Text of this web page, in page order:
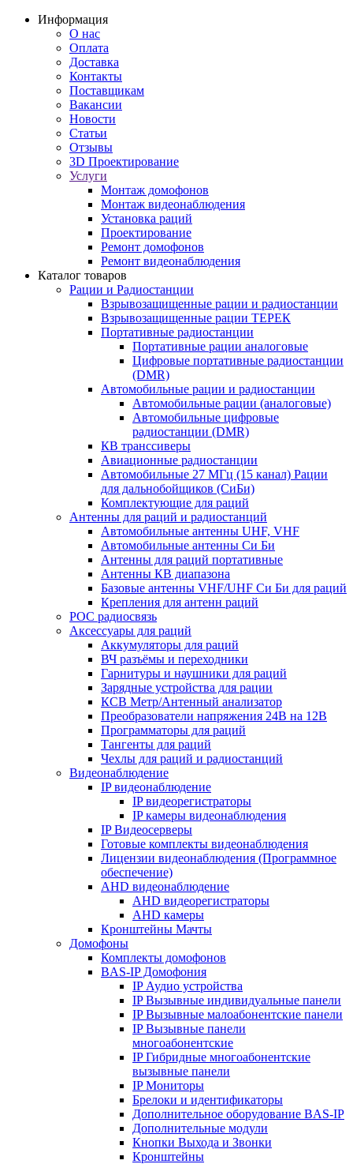
Информация
О нас
Оплата
Доставка
Контакты
Поставщикам
Вакансии
Новости
Статьи
Отзывы
3D Проектирование
Услуги
Монтаж домофонов
Монтаж видеонаблюдения
Установка раций
Проектирование
Ремонт домофонов
Ремонт видеонаблюдения
Каталог товаров
Рации и Радиостанции
Взрывозащищенные рации и радиостанции
Взрывозащищенные рации ТЕРЕК
Портативные радиостанции
Портативные рации аналоговые
Цифровые портативные радиостанции
(DMR)
Автомобильные рации и радиостанции
Автомобильные рации (аналоговые)
Автомобильные цифровые
радиостанции (DMR)
КВ транссиверы
Авиационные радиостанции
Автомобильные 27 МГц (15 канал) Рации
для дальнобойщиков (СиБи)
Комплектующие для раций
Антенны для раций и радиостанций
Автомобильные антенны UHF, VHF
Автомобильные антенны Си Би
Антенны для раций портативные
Антенны КВ диапазона
Базовые антенны VHF/UHF Си Би для раций
Крепления для антенн раций
POC радиосвязь
Аксессуары для раций
Аккумуляторы для раций
ВЧ разъёмы и переходники
Гарнитуры и наушники для раций
Зарядные устройства для рации
КСВ Метр/Антенный анализатор
Преобразователи напряжения 24В на 12В
Программаторы для раций
Тангенты для раций
Чехлы для раций и радиостанций
Видеонаблюдение
IP видеонаблюдение
IP видеорегистраторы
IP камеры видеонаблюдения
IP Видеосерверы
Готовые комплекты видеонаблюдения
Лицензии видеонаблюдения (Программное
обеспечение)
AHD видеонаблюдение
AHD видеорегистраторы
AHD камеры
Кронштейны Мачты
Домофоны
Комплекты домофонов
BAS-IP Домофония
IP Аудио устройства
IP Вызывные индивидуальные панели
IP Вызывные малоабонентские панели
IP Вызывные панели
многоабонентские
IP Гибридные многоабонентские
вызывные панели
IP Мониторы
Брелоки и идентификаторы
Дополнительное оборудование BAS-IP
Дополнительные модули
Кнопки Выхода и Звонки
Кронштейны